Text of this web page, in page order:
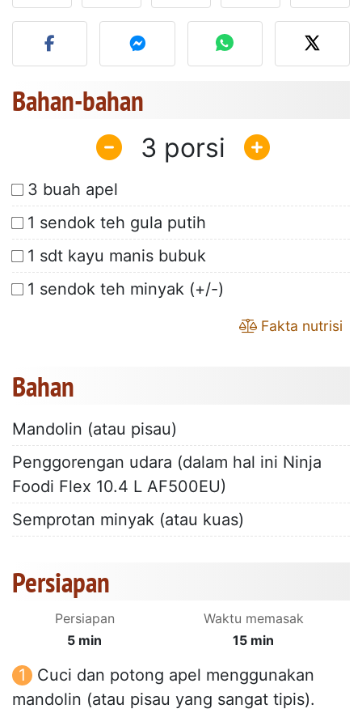
Unggah foto Anda dari
Bahan-bahan
3
3 buah apel
1 sendok teh gula putih
1 sdt kayu manis bubuk
1 sendok teh minyak (+/-)
Fakta nutrisi
Bahan
Mandolin (atau pisau)
Penggorengan udara (dalam hal ini Ninja
Foodi Flex 10.4 L AF500EU)
Semprotan minyak (atau kuas)
Persiapan
Persiapan
5 min
Waktu memasak
15 min
Cuci dan potong apel menggunakan
mandolin (atau pisau yang sangat tipis).